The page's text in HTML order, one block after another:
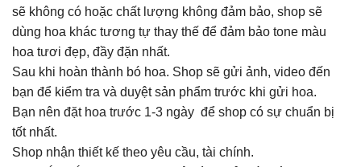
sẽ không có hoặc chất lượng không đảm bảo, shop sẽ
dùng hoa khác tương tự thay thế để đảm bảo tone màu
hoa tươi đẹp, đầy đặn nhất.
Sau khi hoàn thành bó hoa. Shop sẽ gửi ảnh, video đến
bạn để kiểm tra và duyệt sản phẩm trước khi gửi hoa.
Bạn nên đặt hoa trước 1-3 ngày để shop có sự chuẩn bị
tốt nhất.
Shop nhận thiết kế theo yêu cầu, tài chính.